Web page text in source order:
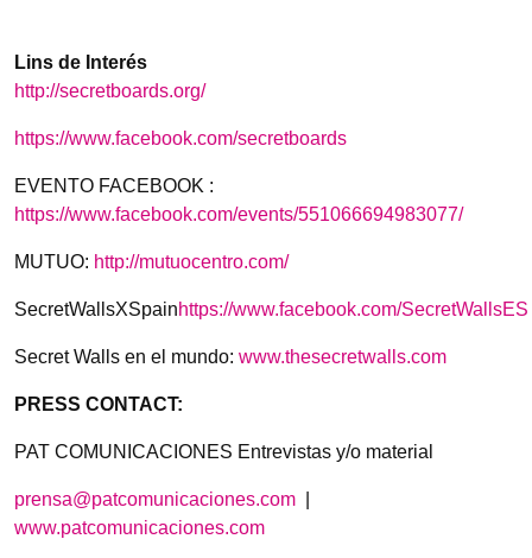
Lins de Interés
http://secretboards.org/
https://www.facebook.com/secretboards
EVENTO FACEBOOK :
https://www.facebook.com/events/551066694983077/
MUTUO: http://mutuocentro.com/
SecretWallsXSpainhttps://www.facebook.com/SecretWallsES
Secret Walls en el mundo: www.thesecretwalls.com
PRESS CONTACT:
PAT COMUNICACIONES Entrevistas y/o material
prensa@patcomunicaciones.com
www.patcomunicaciones.com